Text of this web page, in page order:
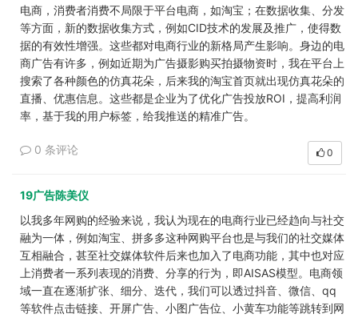
电商，消费者消费不局限于平台电商，如淘宝；在数据收集、分发
等方面，新的数据收集方式，例如CID技术的发展及推广，使得数
据的有效性增强。这些都对电商行业的新格局产生影响。身边的电
商广告有许多，例如近期为广告摄影购买拍摄物资时，我在平台上
搜索了各种颜色的仿真花朵，后来我的淘宝首页就出现仿真花朵的
直播、优惠信息。这些都是企业为了优化广告投放ROI，提高利润
率，基于我的用户标签，给我推送的精准广告。
0 条评论 0
19广告陈美仪
以我多年网购的经验来说，我认为现在的电商行业已经趋向与社交
融为一体，例如淘宝、拼多多这种网购平台也是与我们的社交媒体
互相融合，甚至社交媒体软件后来也加入了电商功能，其中也对应
上消费者一系列表现的消费、分享的行为，即AISAS模型。电商领
域一直在逐渐扩张、细分、迭代，我们可以透过抖音、微信、qq
等软件点击链接、开屏广告、小图广告位、小黄车功能等跳转到网